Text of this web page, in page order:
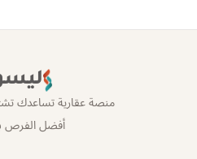
منصة عقارية تساعدك
أفضل الفرص